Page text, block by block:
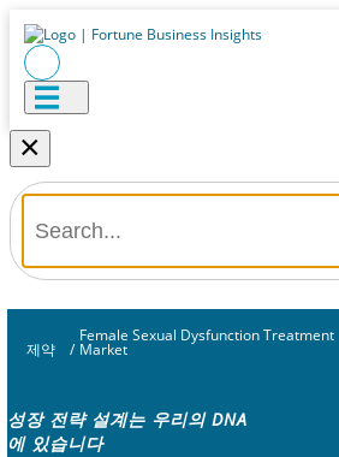
×
제약 /
Female Sexual Dysfunction Treatment
Market
성장 전략 설계는 우리의 DNA
에 있습니다